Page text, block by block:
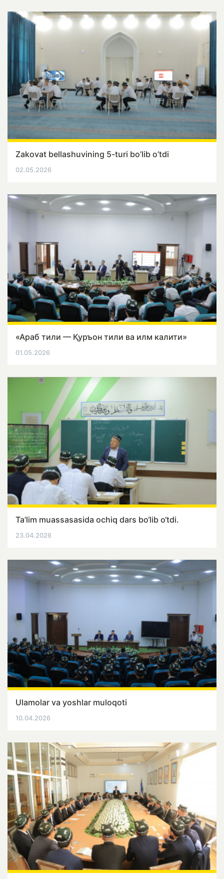
Zakovat bellashuvining 5-turi bo’lib o’tdi
02.05.2026
«Араб тили — Қуръон тили ва илм калити»
01.05.2026
Ta’lim muassasasida ochiq dars bo‘lib o‘tdi.
23.04.2026
Ulamolar va yoshlar muloqoti
10.04.2026